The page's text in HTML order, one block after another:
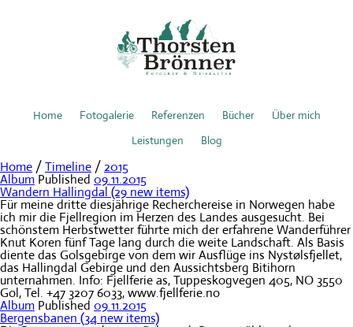
Home Fotogalerie Referenzen Bücher
Über mich
Leistungen
Blog
Home /Timeline /2015
Album Published 09.11.2015
Wandern Hallingdal (29 new items)
Für meine dritte diesjährige Recherchereise in Norwegen habe
ich mir die Fjellregion im Herzen des Landes ausgesucht. Bei
schönstem Herbstwetter führte mich der erfahrene Wanderführer
Knut Koren fünf Tage lang durch die weite Landschaft. Als Basis
diente das Golsgebirge von dem wir Ausflüge ins Nystølsfjellet,
das Hallingdal Gebirge und den Aussichtsberg Bitihorn
unternahmen. Info: Fjellferie as, Tuppeskogvegen 405, NO 3550
Gol, Tel. +47 3207 6033, www.fjellferie.no
Album Published 09.11.2015
Bergensbanen (34 new items)